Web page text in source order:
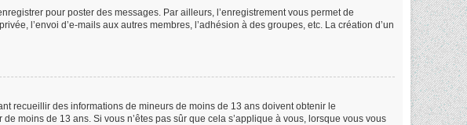
pour poster des messages. Par ailleurs, l’enregistrement vous permet de
l’envoi d’e-mails aux autres membres, l’adhésion à des groupes, etc. La création d’un
recueillir des informations de mineurs de moins de 13 ans doivent obtenir le
moins de 13 ans. Si vous n’êtes pas sûr que cela s’applique à vous, lorsque vous vous